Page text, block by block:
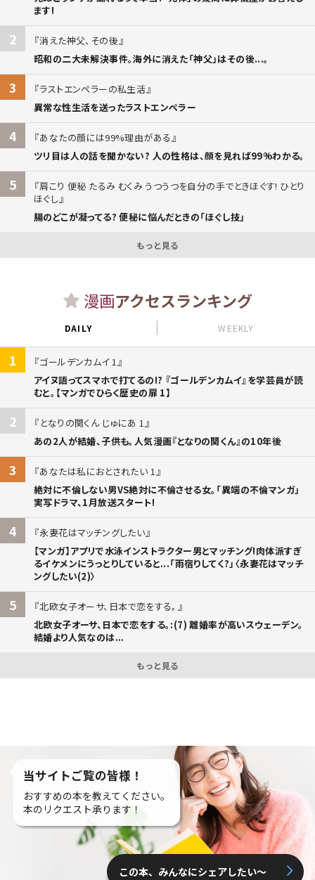
ます!
2
消えた神父、その後
昭和の二大未解決事件。海外に消えた「神父」はその後...。
3
ラストエンペラーの私生活
異常な性生活を送ったラストエンペラー
4
あなたの顔には99%理由がある
ツリ目は人の話を聞かない? 人の性格は、顔を見れば99%わかる。
5
肩こり 便秘 たるみ むくみ うつうつを自分の手でときほぐす! ひとり
ほぐし
腸のどこが凝ってる? 便秘に悩んだときの「ほぐし技」
もっと見る
漫画アクセスランキング
DAILY WEEKLY
1
ゴールデンカムイ 1
アイヌ語ってスマホで打てるの!? 『ゴールデンカムイ』を学芸員が読
むと。【マンガでひらく歴史の扉 1】
2
となりの関くん じゅにあ 1
あの2人が結婚、子供も。人気漫画『となりの関くん』の10年後
3
あなたは私におとされたい 1
絶対に不倫しない男VS絶対に不倫させる女。「異端の不倫マンガ」
実写ドラマ、1月放送スタート!
4
永妻花はマッチングしたい
【マンガ】アプリで水泳インストラクター男とマッチング!肉体派すぎ
るイケメンにうっとりしていると...「雨宿りしてく?」〈永妻花はマッチ
ングしたい(2)〉
5
北欧女子オーサ、日本で恋をする。
北欧女子オーサ、日本で恋をする。:(7) 離婚率が高いスウェーデン。
結婚より人気なのは...
もっと見る
当サイトご覧の皆様！
おすすめの本を教えてください。
本のリクエスト承ります！
この本、みんなにシェアしたい〜